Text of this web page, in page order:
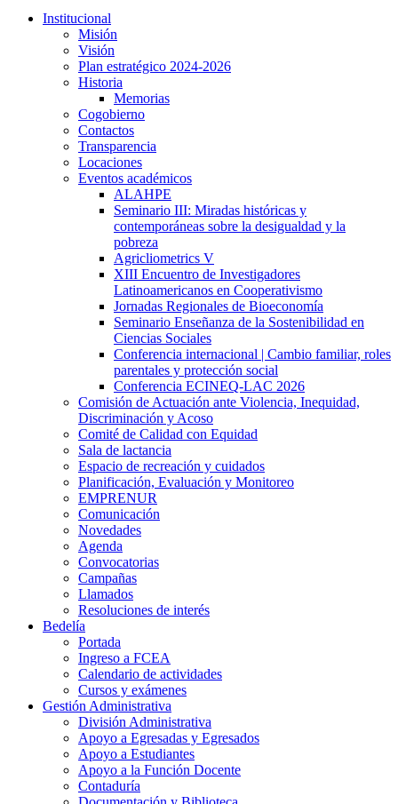
Institucional
Misión
Visión
Plan estratégico 2024-2026
Historia
Memorias
Cogobierno
Contactos
Transparencia
Locaciones
Eventos académicos
ALAHPE
Seminario III: Miradas históricas y
contemporáneas sobre la desigualdad y la
pobreza
Agricliometrics V
XIII Encuentro de Investigadores
Latinoamericanos en Cooperativismo
Jornadas Regionales de Bioeconomía
Seminario Enseñanza de la Sostenibilidad en
Ciencias Sociales
Conferencia internacional | Cambio familiar, roles
parentales y protección social
Conferencia ECINEQ-LAC 2026
Comisión de Actuación ante Violencia, Inequidad,
Discriminación y Acoso
Comité de Calidad con Equidad
Sala de lactancia
Espacio de recreación y cuidados
Planificación, Evaluación y Monitoreo
EMPRENUR
Comunicación
Novedades
Agenda
Convocatorias
Campañas
Llamados
Resoluciones de interés
Bedelía
Portada
Ingreso a FCEA
Calendario de actividades
Cursos y exámenes
Gestión Administrativa
División Administrativa
Apoyo a Egresadas y Egresados
Apoyo a Estudiantes
Apoyo a la Función Docente
Contaduría